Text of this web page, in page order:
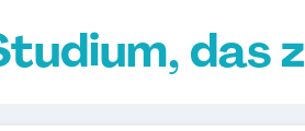
das